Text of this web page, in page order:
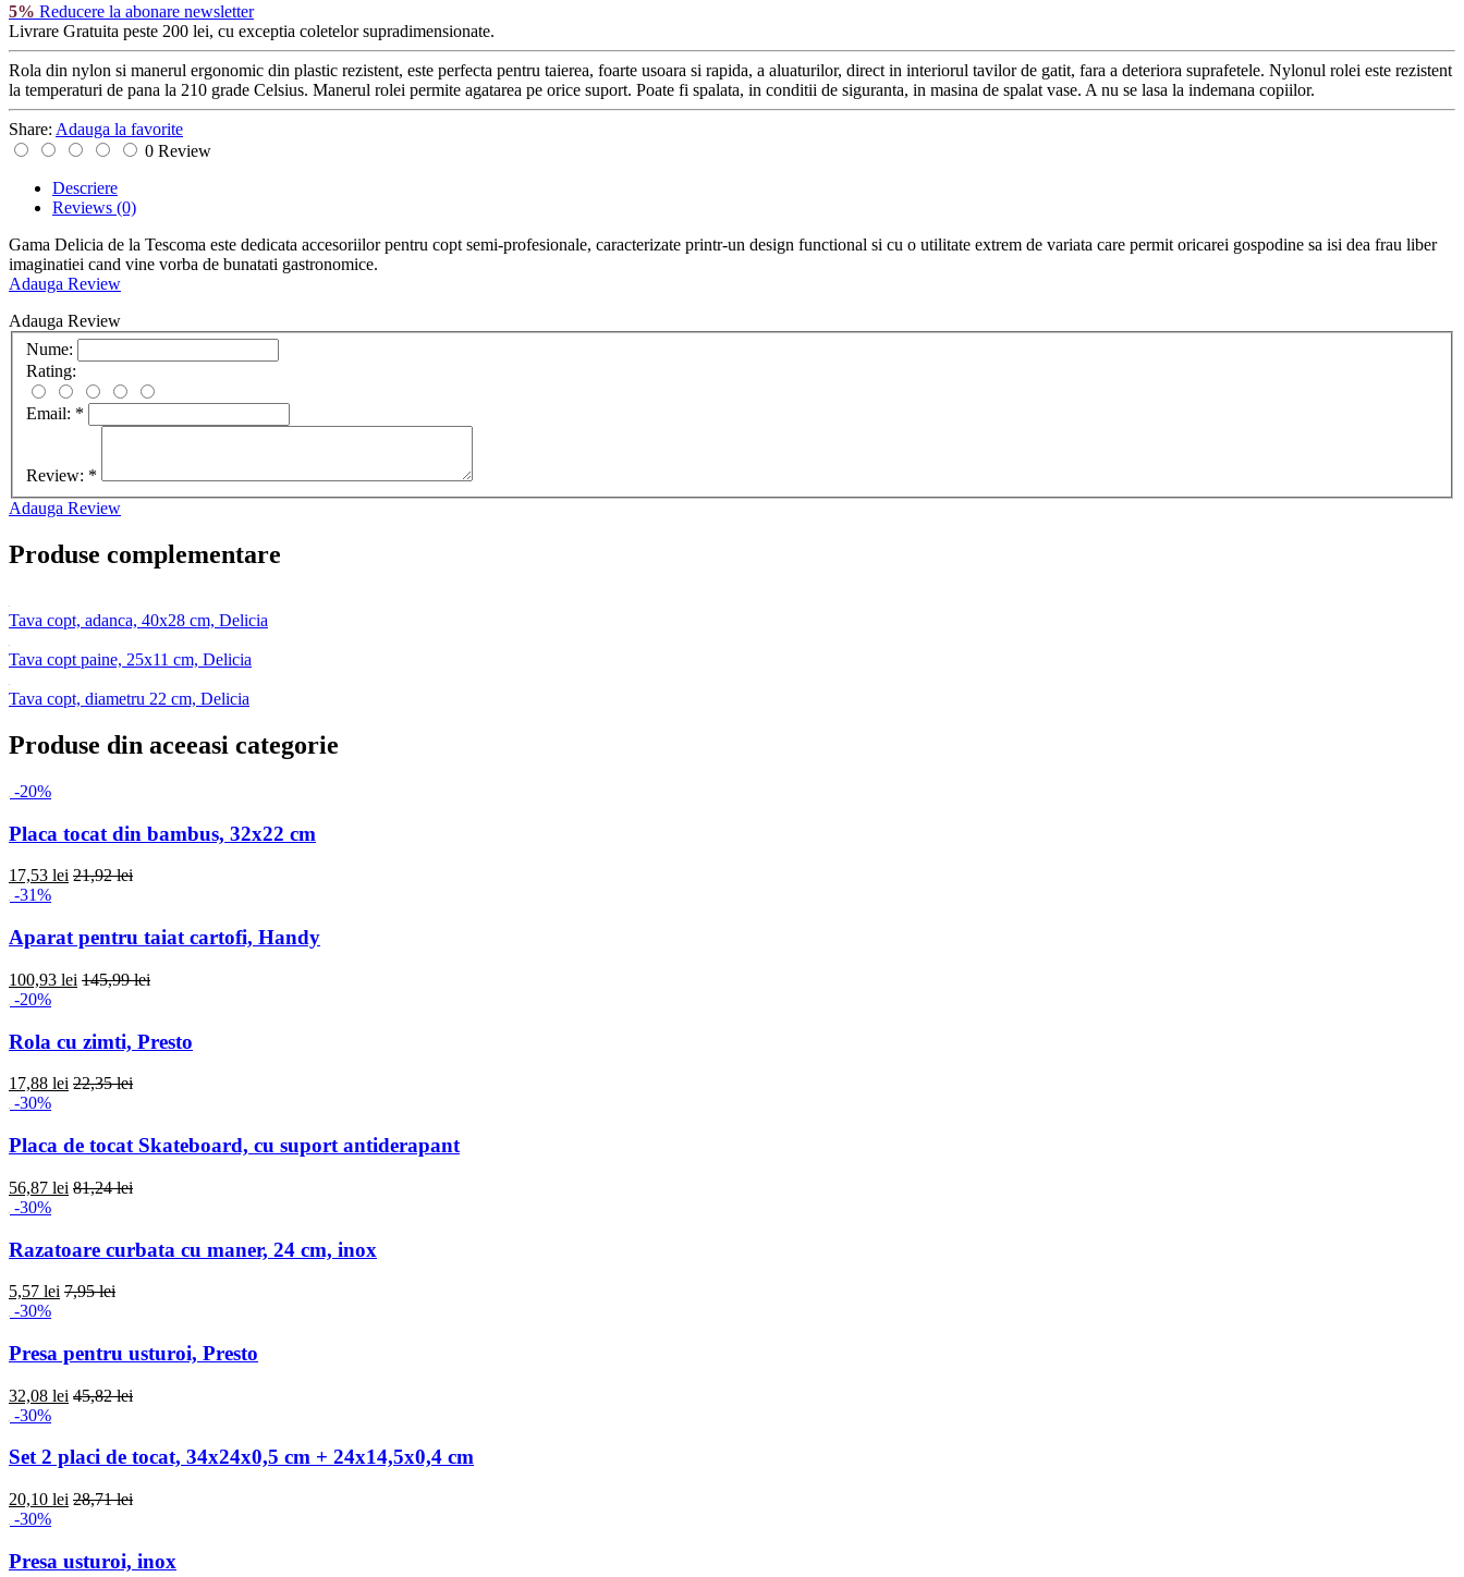
5% Reducere la abonare newsletter
Livrare Gratuita peste 200 lei, cu exceptia coletelor supradimensionate.
Rola din nylon si manerul ergonomic din plastic rezistent, este perfecta pentru taierea, foarte usoara si rapida, a aluaturilor, direct in interiorul tavilor de gatit, fara a deteriora suprafetele. Nylonul rolei este rezistent
la temperaturi de pana la 210 grade Celsius. Manerul rolei permite agatarea pe orice suport. Poate fi spalata, in conditii de siguranta, in masina de spalat vase. A nu se lasa la indemana copiilor.
Share: Adauga la favorite
0 Review
Descriere
Reviews (0)
Gama Delicia de la Tescoma este dedicata accesoriilor pentru copt semi-profesionale, caracterizate printr-un design functional si cu o utilitate extrem de variata care permit oricarei gospodine sa isi dea frau liber
imaginatiei cand vine vorba de bunatati gastronomice.
Adauga Review
Adauga Review
Nume:
Rating:
Email: *
Review: *
Adauga Review
Produse complementare
Tava copt, adanca, 40x28 cm, Delicia
Tava copt paine, 25x11 cm, Delicia
Tava copt, diametru 22 cm, Delicia
Produse din aceeasi categorie
-20%
Placa tocat din bambus, 32x22 cm
17,53 lei 21,92 lei
-31%
Aparat pentru taiat cartofi, Handy
100,93 lei 145,99 lei
-20%
Rola cu zimti, Presto
17,88 lei 22,35 lei
-30%
Placa de tocat Skateboard, cu suport antiderapant
56,87 lei 81,24 lei
-30%
Razatoare curbata cu maner, 24 cm, inox
5,57 lei 7,95 lei
-30%
Presa pentru usturoi, Presto
32,08 lei 45,82 lei
-30%
Set 2 placi de tocat, 34x24x0,5 cm + 24x14,5x0,4 cm
20,10 lei 28,71 lei
-30%
Presa usturoi, inox